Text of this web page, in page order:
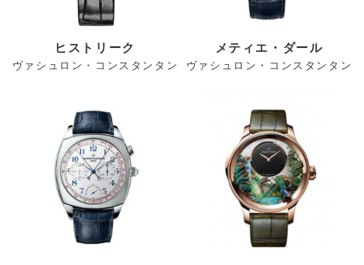
ヒストリーク
ヴァシュロン・コンスタンタン
メティエ・ダール
ヴァシュロン・コンスタンタン